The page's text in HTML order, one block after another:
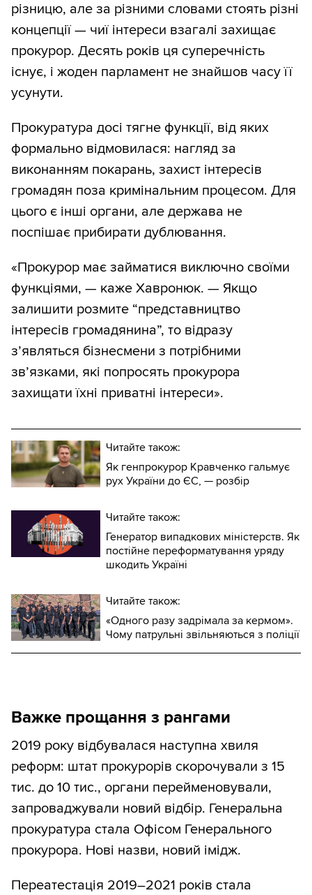
різницю, але за різними словами стоять різні
концепції — чиї інтереси взагалі захищає
прокурор. Десять років ця суперечність
існує, і жоден парламент не знайшов часу її
усунути.
Прокуратура досі тягне функції, від яких
формально відмовилася: нагляд за
виконанням покарань, захист інтересів
громадян поза кримінальним процесом. Для
цього є інші органи, але держава не
поспішає прибирати дублювання.
«Прокурор має займатися виключно своїми
функціями, — каже Хавронюк. — Якщо
залишити розмите “представництво
інтересів громадянина”, то відразу
з’являться бізнесмени з потрібними
зв’язками, які попросять прокурора
захищати їхні приватні інтереси».
Читайте також:
Як генпрокурор Кравченко гальмує
рух України до ЄС, — розбір
Читайте також:
Генератор випадкових міністерств. Як
постійне переформатування уряду
шкодить Україні
Читайте також:
«Одного разу задрімала за кермом».
Чому патрульні звільняються з поліції
Важке прощання з рангами
2019 року відбувалася наступна хвиля
реформ: штат прокурорів скорочували з 15
тис. до 10 тис., органи перейменовували,
запроваджували новий відбір. Генеральна
прокуратура стала Офісом Генерального
прокурора. Нові назви, новий імідж.
Переатестація 2019–2021 років стала